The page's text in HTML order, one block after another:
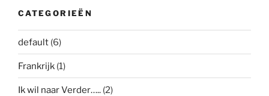
CATEGORIEËN
default (6)
Frankrijk (1)
Ik wil naar Verder….. (2)